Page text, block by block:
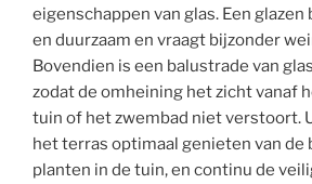
eigenschappen van glas. Een
en duurzaam en vraagt bijzonder
Bovendien is een balustrade van
zodat de omheining het zicht vanaf
tuin of het zwembad niet verstoort.
het terras optimaal genieten van de
planten in de tuin, en continu de